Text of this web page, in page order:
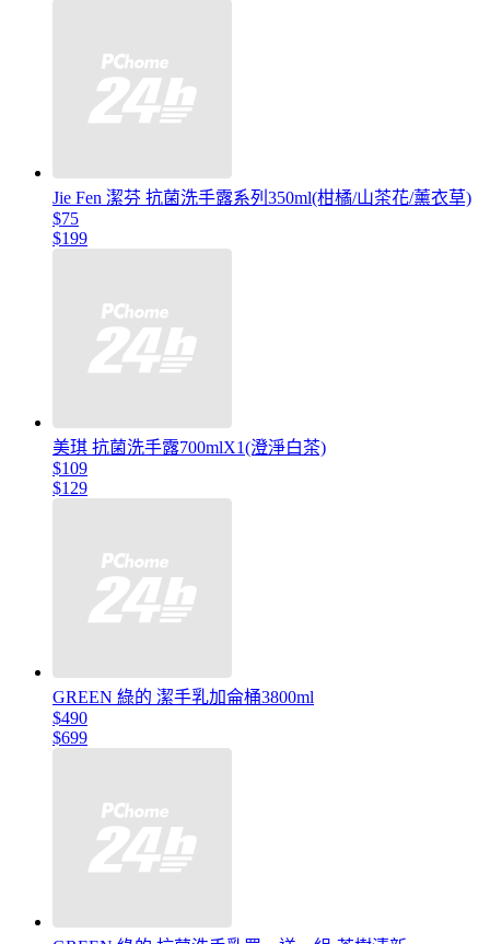
Jie Fen 潔芬 抗菌洗手露系列350ml(柑橘/山茶花/薰衣草)
$75
$199
美琪 抗菌洗手露700mlX1(澄淨白茶)
$109
$129
GREEN 綠的 潔手乳加侖桶3800ml
$490
$699